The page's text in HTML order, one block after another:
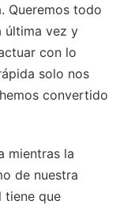
Queremos todo
última vez y
con lo
solo nos
convertido
mientras la
de nuestra
tiene que